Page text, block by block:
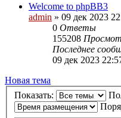
Welcome to phpBB3
admin » 09 дек 2023
0 Ответы
155208
Последнее
09 дек 2023
Новая тема
Показать: